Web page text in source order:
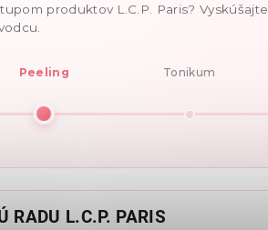
produktov L.C.P. Paris? Vyskúšajte
Peeling Tonikum
RADU L.C.P. PARIS